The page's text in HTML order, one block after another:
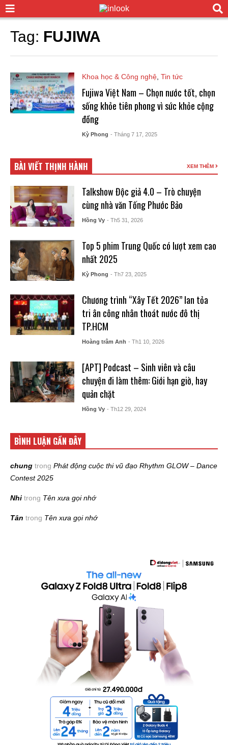
Tag: FUJIWA
Khoa học & Công nghệ, Tin tức
Fujiwa Việt Nam – Chọn nước tốt, chọn
sống khỏe tiên phong vì sức khỏe cộng
đồng
Kỳ Phong - Tháng 7 17, 2025
BÀI VIẾT THỊNH HÀNH XEM THÊM
Talkshow Độc giả 4.0 – Trò chuyện
cùng nhà văn Tống Phước Bảo
Hồng Vy - Th5 31, 2026
Top 5 phim Trung Quốc có lượt xem cao
nhất 2025
Kỳ Phong - Th7 23, 2025
Chương trình “Xây Tết 2026” lan tỏa
tri ân công nhân thoát nước đô thị
TP.HCM
Hoàng trâm Anh - Th1 10, 2026
[APT] Podcast – Sinh viên và câu
chuyện đi làm thêm: Giới hạn giờ, hay
quản chặt
Hồng Vy - Th12 29, 2024
BÌNH LUẬN GẦN ĐÂY
chung trong Phát động cuộc thi vũ đạo Rhythm GLOW – Dance
Contest 2025
Nhi trong Tên xưa gọi nhớ
Tân trong Tên xưa gọi nhớ